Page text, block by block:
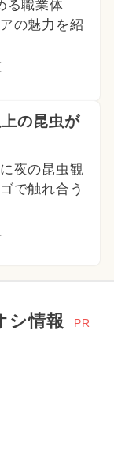
る職業体
の魅力を紹
の昆虫が
夜の昆虫観
で触れ合う
シ情報 PR